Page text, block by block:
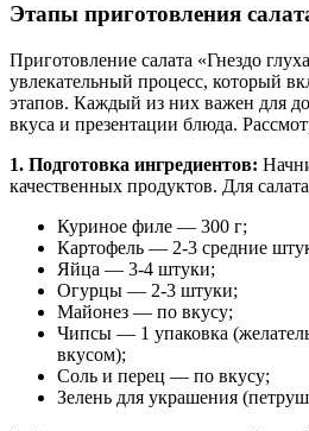
Этапы приготовления
Приготовление салата «Гнездо
увлекательный процесс, который
этапов. Каждый из них важен для
вкуса и презентации блюда.
1. Подготовка ингредиентов:
качественных продуктов. Для
Куриное филе — 300 г;
Картофель — 2-3 средние
Яйца — 3-4 штуки;
Огурцы — 2-3 штуки;
Майонез — по вкусу;
Чипсы — 1 упаковка
вкусом);
Соль и перец — по вкусу;
Зелень для украшения